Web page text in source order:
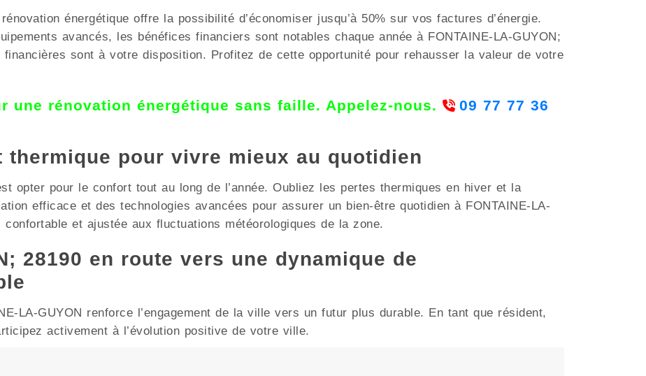
énergétique offre la possibilité d’économiser jusqu’à 50% sur vos factures d’énergie.
avancés, les bénéfices financiers sont notables chaque année à FONTAINE-LA-GUYON;
sont à votre disposition. Profitez de cette opportunité pour rehausser la valeur de votre
une rénovation énergétique sans faille. Appelez-nous.
09 77 77 36
pour vivre mieux au quotidien
opter pour le confort tout au long de l’année. Oubliez les pertes thermiques en hiver et la
efficace et des technologies avancées pour assurer un bien-être quotidien à FONTAINE-LA-
et ajustée aux fluctuations météorologiques de la zone.
28190 en route vers une dynamique de
LA-GUYON renforce l’engagement de la ville vers un futur plus durable. En tant que résident,
activement à l’évolution positive de votre ville.